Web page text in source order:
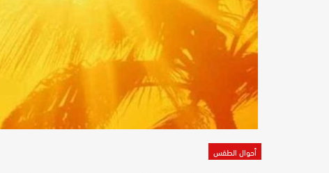
أحوال الطقس